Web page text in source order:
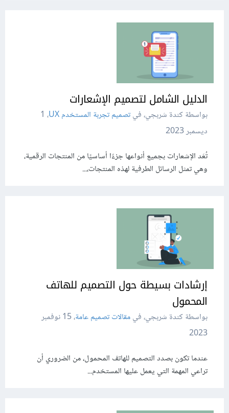
الدليل الشامل لتصميم الإشعارات
بواسطة كندة شربجي، فيتصميم تجربة المستخدم UX ، 1
ديسمبر 2023
تُعَد الإشعارات بجميع أنواعها جزءًا أساسيًا من المنتجات الرقمية،
وهي تمثل الرسائل الطرفية لهذه المنتجات،...
إرشادات بسيطة حول التصميم للهاتف
المحمول
بواسطة كندة شربجي، فيمقالات تصميم عامة،
15 نوفمبر
2023
عندما تكون بصدد التصميم للهاتف المحمول، من الضروري أن
تراعي المهمة التي يعمل عليها المستخدم...